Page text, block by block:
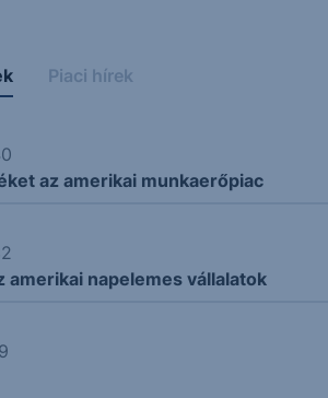
Piaci hírek
az amerikai munkaerőpiac
amerikai napelemes vállalatok